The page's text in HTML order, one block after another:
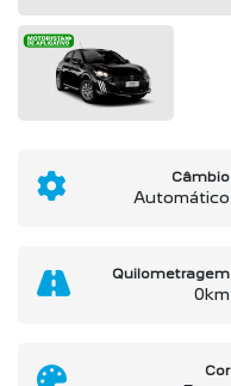
Câmbio
Automático
Quilometragem
0km
Cor